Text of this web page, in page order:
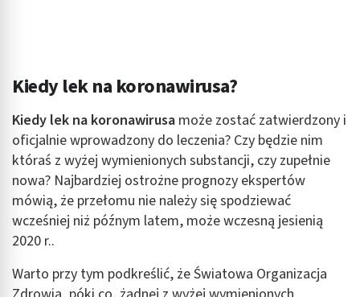
Kiedy lek na koronawirusa?
Kiedy lek na koronawirusa może zostać zatwierdzony i
oficjalnie wprowadzony do leczenia? Czy będzie nim
któraś z wyżej wymienionych substancji, czy zupełnie
nowa? Najbardziej ostrożne prognozy ekspertów
mówią, że przełomu nie należy się spodziewać
wcześniej niż późnym latem, może wczesną jesienią
2020 r..
Warto przy tym podkreślić, że Światowa Organizacja